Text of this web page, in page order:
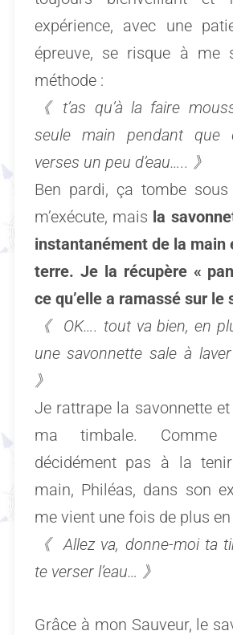
expérience, avec une
épreuve, se risque à me
méthode :
《 t’as qu’à la faire
seule main pendant que
verses un peu d’eau….. 》
Ben pardi, ça tombe
m’exécute, mais la
instantanément de la
terre. Je la récupère «
ce qu’elle a ramassé sur le
《 OK…. tout va bien, en
une savonnette sale à
》
Je rattrape la savonnette
ma timbale. Comme
décidément pas à la tenir
main, Philéas, dans son
me vient une fois de plus en
《Allez va, donne-moi ta
te verser l’eau… 》
Grâce à mon Sauveur, le